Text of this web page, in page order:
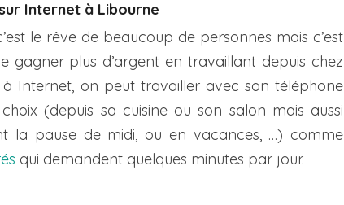
Internet à Libourne
le rêve de beaucoup de personnes mais c’est
gagner plus d’argent en travaillant depuis chez
à Internet, on peut travailler avec son téléphone
(depuis sa cuisine ou son salon mais aussi
la pause de midi, ou en vacances, …) comme
qui demandent quelques minutes par jour.